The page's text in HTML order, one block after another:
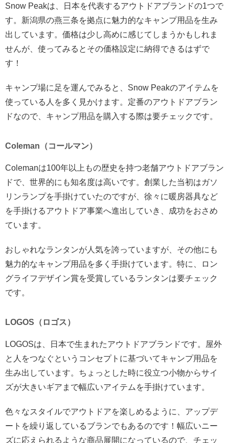
Snow Peakは、日本を代表するアウトドアブランドの1つで
す。新潟県の燕三条を拠点に魅力的なキャンプ用品を生み
出しています。価格は少し高めに感じてしまうかもしれま
せんが、使ってみるとその価格設定に納得できるはずで
す！
キャンプ場に足を運んでみると、Snow Peakのアイテムを
使っている人を多く見かけます。定番のアウトドアブラン
ドなので、キャンプ用品を購入する際は要チェックです。
Coleman（コールマン）
Colemanは100年以上もの歴史を持つ老舗アウトドアブラン
ドで、世界的にも知名度は高いです。創業した当初はガソ
リンランプを手掛けていたのですが、徐々に暖房器具など
を手掛けるアウトドア事業へ進出していき、成功をおさめ
ています。
おしゃれなランタンが人気を誇っていますが、その他にも
魅力的なキャンプ用品を多く手掛けています。特に、ロン
グライフデザイン賞を受賞しているランタンは要チェック
です。
LOGOS（ロゴス）
LOGOSは、日本で生まれたアウトドアブランドです。屋外
と人をつなぐというコンセプトに基づいてキャンプ用品を
生み出しています。ちょっとした時に役立つ小物からサイ
ズが大きいギアまで幅広いアイテムを手掛けています。
色々なスタイルでアウトドアを楽しめるように、アップデ
ートを繰り返しているブランでもあるのです！幅広いニー
ズに応えられるような商品展開になっているので、チェッ